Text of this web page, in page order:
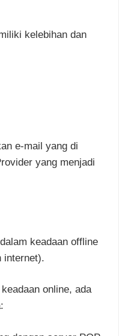
kelebihan dan
e-mail yang di
yang menjadi
keadaan offline
internet).
online, ada